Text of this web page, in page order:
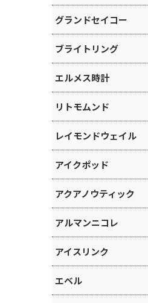
グランドセイコー
ブライトリング
エルメス時計
リトモムンド
レイモンドウェイル
アイクポッド
アクアノウティック
アルマンニコレ
アイスリンク
エベル